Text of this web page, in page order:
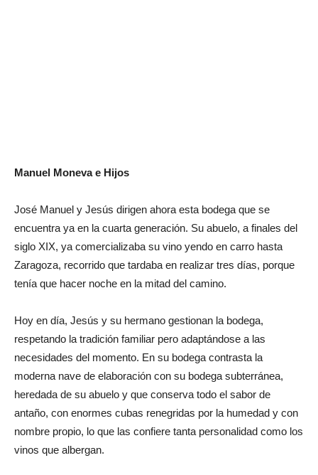
Manuel Moneva e Hijos
José Manuel y Jesús dirigen ahora esta bodega que se
encuentra ya en la cuarta generación. Su abuelo, a finales del
siglo XIX, ya comercializaba su vino yendo en carro hasta
Zaragoza, recorrido que tardaba en realizar tres días, porque
tenía que hacer noche en la mitad del camino.
Hoy en día, Jesús y su hermano gestionan la bodega,
respetando la tradición familiar pero adaptándose a las
necesidades del momento. En su bodega contrasta la
moderna nave de elaboración con su bodega subterránea,
heredada de su abuelo y que conserva todo el sabor de
antaño, con enormes cubas renegridas por la humedad y con
nombre propio, lo que las confiere tanta personalidad como los
vinos que albergan.